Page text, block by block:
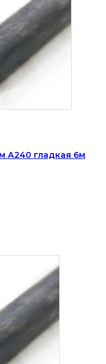
А240 гладкая 6м